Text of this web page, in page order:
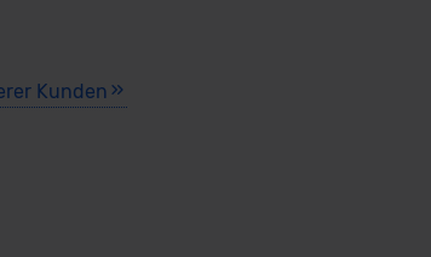
Kunden